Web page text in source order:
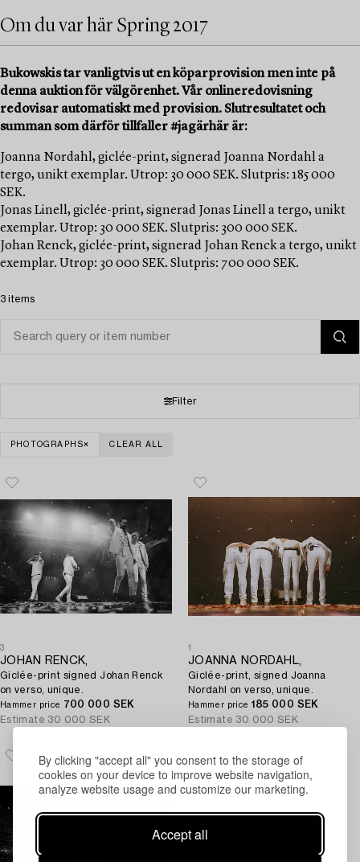
By clicking "accept all" you consent to the storage of
cookies on your device to improve website navigation,
analyze website usage and customize our marketing.
Accept all
Om du var här Spring 2017
Bukowskis tar vanligtvis ut en köparprovision men inte på
denna auktion för välgörenhet. Vår onlineredovisning
redovisar automatiskt med provision. Slutresultatet och
summan som därför tillfaller #jagärhär är:
Joanna Nordahl, giclée-print, signerad Joanna Nordahl a
tergo, unikt exemplar. Utrop: 30 000 SEK. Slutpris: 185 000
SEK.
Jonas Linell, giclée-print, signerad Jonas Linell a tergo, unikt
exemplar. Utrop: 30 000 SEK. Slutpris: 300 000 SEK.
Johan Renck, giclée-print, signerad Johan Renck a tergo, unikt
exemplar. Utrop: 30 000 SEK. Slutpris: 700 000 SEK.
3 items
Filter
PHOTOGRAPHS CLEAR ALL
3
JOHAN RENCK,
Giclée-print signed Johan Renck
on verso, unique.
Hammer price 700 000 SEK
Estimate 30 000 SEK
1
JOANNA NORDAHL,
Giclée-print, signed Joanna
Nordahl on verso, unique.
Hammer price 185 000 SEK
Estimate 30 000 SEK